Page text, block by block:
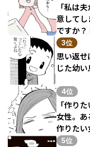
「私は
意して
ですか？
3位
思い返
じた幼
4位
「作り
女性。
作りたい
5位